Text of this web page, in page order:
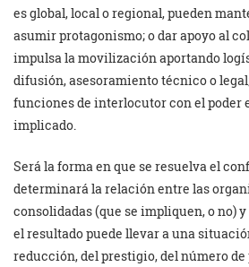
es global, local o regional, pueden
asumir protagonismo; o dar apoyo al
impulsa la movilización aportando
difusión, asesoramiento técnico o
funciones de interlocutor con el poder
implicado.
Será la forma en que se resuelva el
determinará la relación entre las
consolidadas (que se impliquen, o no)
el resultado puede llevar a una
reducción, del prestigio, del número de